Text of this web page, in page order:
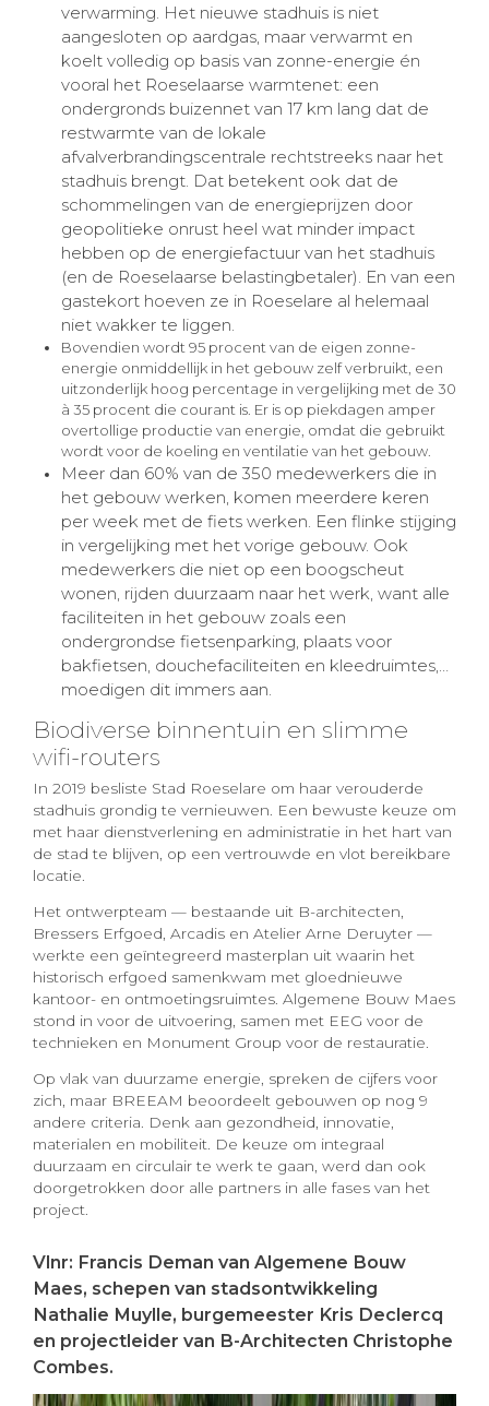
verwarming. Het nieuwe stadhuis is niet
aangesloten op aardgas, maar verwarmt en
koelt volledig op basis van zonne-energie én
vooral het Roeselaarse warmtenet: een
ondergronds buizennet van 17 km lang dat de
restwarmte van de lokale
afvalverbrandingscentrale rechtstreeks naar het
stadhuis brengt. Dat betekent ook dat de
schommelingen van de energieprijzen door
geopolitieke onrust heel wat minder impact
hebben op de energiefactuur van het stadhuis
(en de Roeselaarse belastingbetaler). En van een
gastekort hoeven ze in Roeselare al helemaal
niet wakker te liggen.
Bovendien wordt 95 procent van de eigen zonne-
energie onmiddellijk in het gebouw zelf verbruikt, een
uitzonderlijk hoog percentage in vergelijking met de 30
à 35 procent die courant is. Er is op piekdagen amper
overtollige productie van energie, omdat die gebruikt
wordt voor de koeling en ventilatie van het gebouw.
Meer dan 60% van de 350 medewerkers die in
het gebouw werken, komen meerdere keren
per week met de fiets werken. Een flinke stijging
in vergelijking met het vorige gebouw. Ook
medewerkers die niet op een boogscheut
wonen, rijden duurzaam naar het werk, want alle
faciliteiten in het gebouw zoals een
ondergrondse fietsenparking, plaats voor
bakfietsen, douchefaciliteiten en kleedruimtes,…
moedigen dit immers aan.
Biodiverse binnentuin en slimme
wifi-routers
In 2019 besliste Stad Roeselare om haar verouderde
stadhuis grondig te vernieuwen. Een bewuste keuze om
met haar dienstverlening en administratie in het hart van
de stad te blijven, op een vertrouwde en vlot bereikbare
locatie.
Het ontwerpteam — bestaande uit B-architecten,
Bressers Erfgoed, Arcadis en Atelier Arne Deruyter —
werkte een geïntegreerd masterplan uit waarin het
historisch erfgoed samenkwam met gloednieuwe
kantoor- en ontmoetingsruimtes. Algemene Bouw Maes
stond in voor de uitvoering, samen met EEG voor de
technieken en Monument Group voor de restauratie.
Op vlak van duurzame energie, spreken de cijfers voor
zich, maar BREEAM beoordeelt gebouwen op nog 9
andere criteria. Denk aan gezondheid, innovatie,
materialen en mobiliteit. De keuze om integraal
duurzaam en circulair te werk te gaan, werd dan ook
doorgetrokken door alle partners in alle fases van het
project.
Vlnr: Francis Deman van Algemene Bouw
Maes, schepen van stadsontwikkeling
Nathalie Muylle, burgemeester Kris Declercq
en projectleider van B-Architecten Christophe
Combes.